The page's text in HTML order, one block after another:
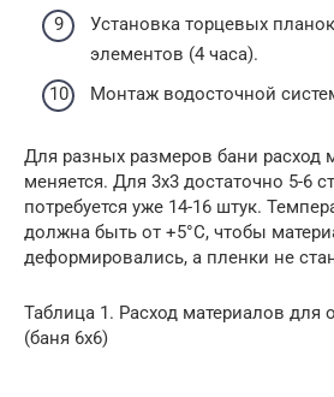
Установка торцевых
элементов (4 часа).
Монтаж водосточной
Для разных размеров бани расход
меняется. Для 3х3 достаточно 5-6
потребуется уже 14-16 штук.
должна быть от +5°C, чтобы
деформировались, а пленки не
Таблица 1. Расход материалов для
(баня 6х6)